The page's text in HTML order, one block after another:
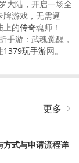
大陆，开启一场全
牌游戏，无需逼
上的传奇魂师！
手游：武魂觉醒，
1379玩手游网。
更多
方式与申请流程详